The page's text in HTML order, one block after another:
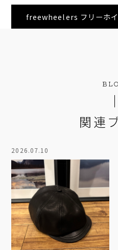
freewheelers フリーホイ
関連
2026.07.10